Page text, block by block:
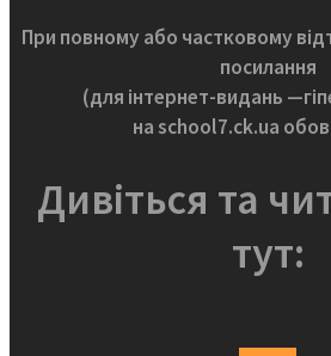
При повному або частковому
посилання
(для інтернет-видань
на school7.ck.ua
Дивіться та
тут: